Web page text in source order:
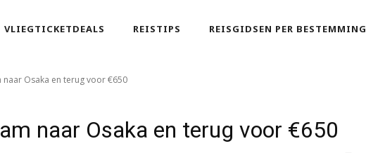
VLIEGTICKETDEALS REISTIPS REISGIDSEN PER BESTEMMING
naar Osaka en terug voor €650
naar Osaka en terug voor €650